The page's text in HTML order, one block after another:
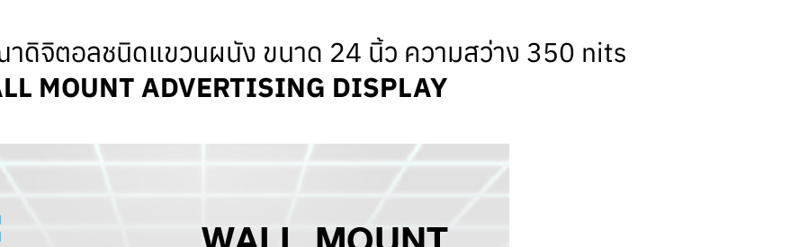
ดิจิตอลชนิดแขวนผนัง ขนาด 24 นิ้ว ความสว่าง 350 nits
MOUNT ADVERTISING DISPLAY